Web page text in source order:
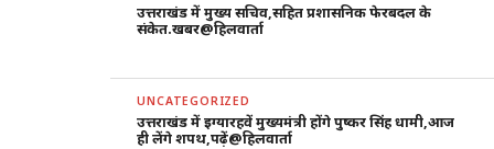
उत्तराखंड में मुख्य सचिव,सहित प्रशासनिक फेरबदल के
संकेत.खबर@हिलवार्ता
UNCATEGORIZED
उत्तराखंड में इग्यारहवें मुख्यमंत्री होंगे पुष्कर सिंह धामी,आज
ही लेंगे शपथ,पढ़ें@हिलवार्ता